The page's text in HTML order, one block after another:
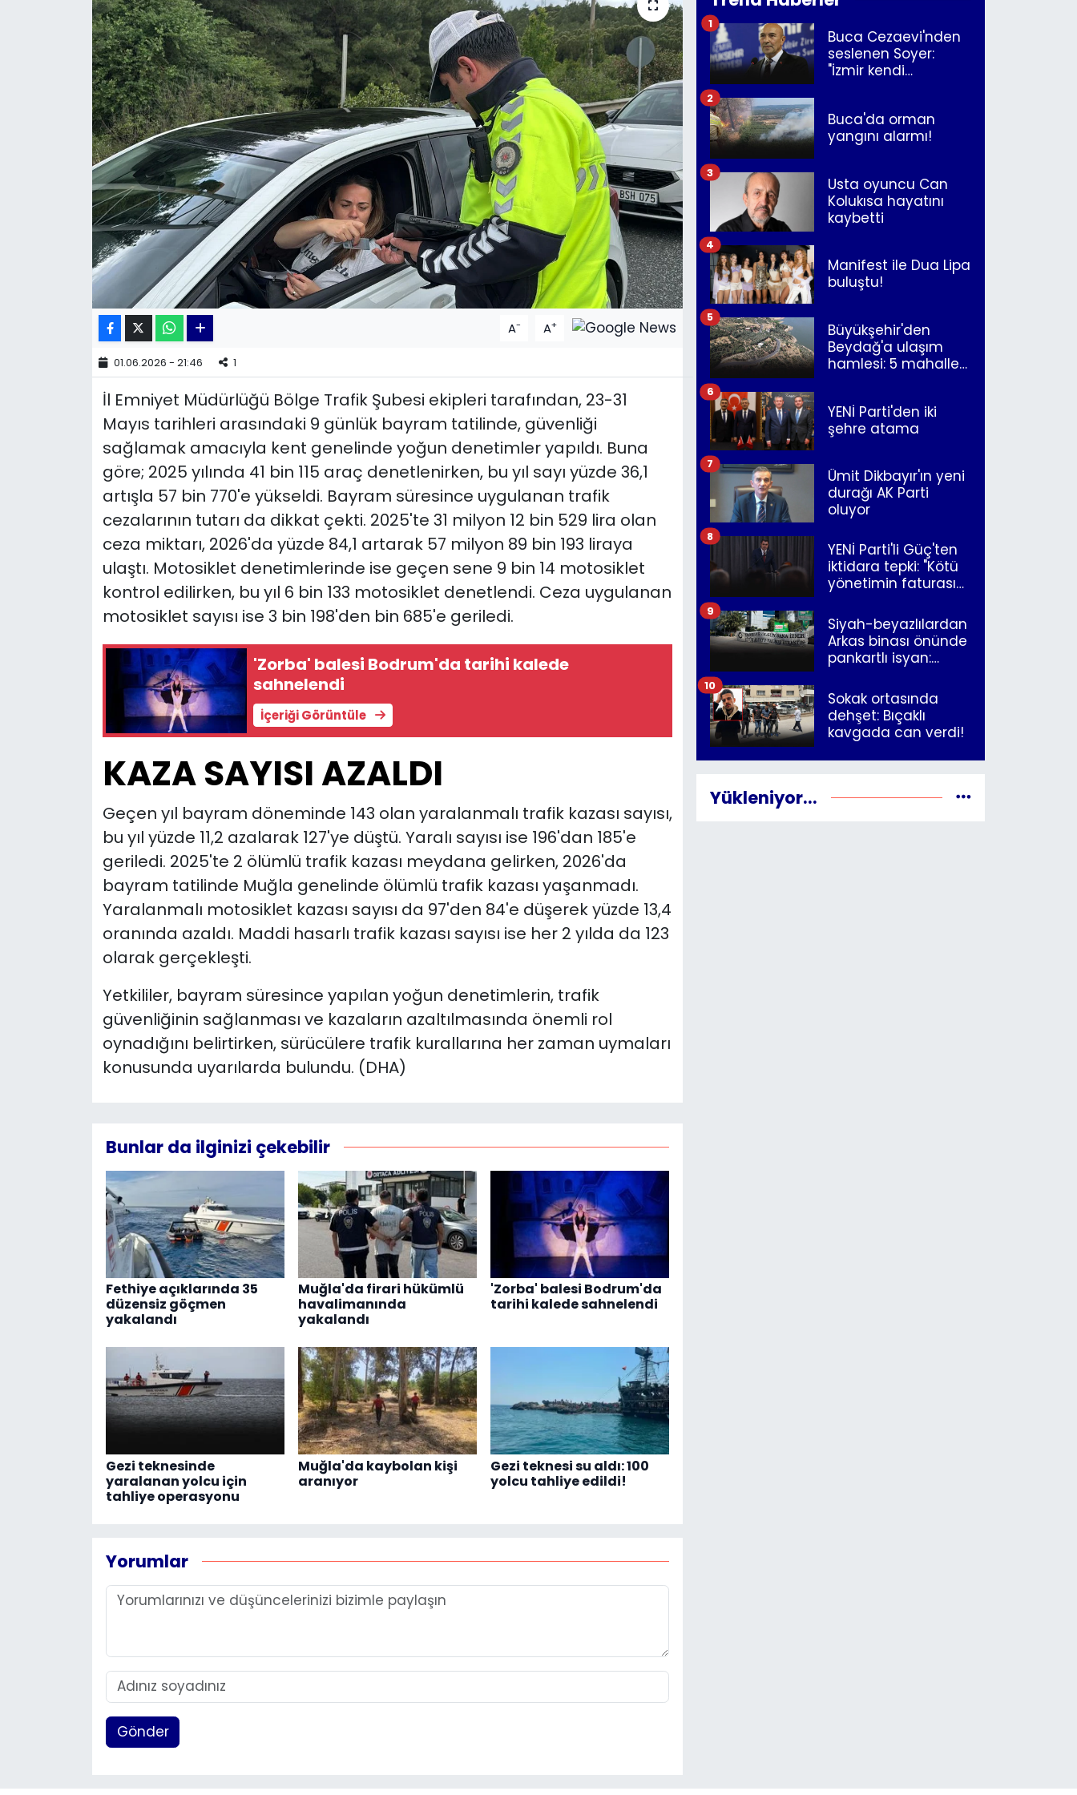
A- A+
01.06.2026 - 21:46 1
İl Emniyet Müdürlüğü Bölge Trafik Şubesi ekipleri tarafından, 23-31
Mayıs tarihleri arasındaki 9 günlük bayram tatilinde, güvenliği
sağlamak amacıyla kent genelinde yoğun denetimler yapıldı. Buna
göre; 2025 yılında 41 bin 115 araç denetlenirken, bu yıl sayı yüzde 36,1
artışla 57 bin 770'e yükseldi. Bayram süresince uygulanan trafik
cezalarının tutarı da dikkat çekti. 2025'te 31 milyon 12 bin 529 lira olan
ceza miktarı, 2026'da yüzde 84,1 artarak 57 milyon 89 bin 193 liraya
ulaştı. Motosiklet denetimlerinde ise geçen sene 9 bin 14 motosiklet
kontrol edilirken, bu yıl 6 bin 133 motosiklet denetlendi. Ceza uygulanan
motosiklet sayısı ise 3 bin 198'den bin 685'e geriledi.
'Zorba' balesi Bodrum'da tarihi kalede
sahnelendi
İçeriği Görüntüle
KAZA SAYISI AZALDI
Geçen yıl bayram döneminde 143 olan yaralanmalı trafik kazası sayısı,
bu yıl yüzde 11,2 azalarak 127'ye düştü. Yaralı sayısı ise 196'dan 185'e
geriledi. 2025'te 2 ölümlü trafik kazası meydana gelirken, 2026'da
bayram tatilinde Muğla genelinde ölümlü trafik kazası yaşanmadı.
Yaralanmalı motosiklet kazası sayısı da 97'den 84'e düşerek yüzde 13,4
oranında azaldı. Maddi hasarlı trafik kazası sayısı ise her 2 yılda da 123
olarak gerçekleşti.
Yetkililer, bayram süresince yapılan yoğun denetimlerin, trafik
güvenliğinin sağlanması ve kazaların azaltılmasında önemli rol
oynadığını belirtirken, sürücülere trafik kurallarına her zaman uymaları
konusunda uyarılarda bulundu. (DHA)
Bunlar da ilginizi çekebilir
Fethiye açıklarında 35
düzensiz göçmen
yakalandı
Muğla'da firari hükümlü
havalimanında
yakalandı
'Zorba' balesi Bodrum'da
tarihi kalede sahnelendi
Gezi teknesinde
yaralanan yolcu için
tahliye operasyonu
Muğla'da kaybolan kişi
aranıyor
Gezi teknesi su aldı: 100
yolcu tahliye edildi!
Yorumlar
Gönder
Buca Cezaevi'nden
seslenen Soyer:
"İzmir kendi
1
Buca'da orman
yangını alarmı!
2
Usta oyuncu Can
Kolukısa hayatını
kaybetti
3
Manifest ile Dua Lipa
buluştu!
4
Büyükşehir'den
Beydağ'a ulaşım
hamlesi: 5 mahalle
5
YENİ Parti'den iki
şehre atama
6
Ümit Dikbayır'ın yeni
durağı AK Parti
oluyor
7
YENİ Parti'li Güç'ten
iktidara tepki: "Kötü
yönetimin faturasını
8
Siyah-beyazlılardan
Arkas binası önünde
pankartlı isyan:
İzmir"
9
Sokak ortasında
dehşet: Bıçaklı
kavgada can verdi!
10
Yükleniyor...
KÜLTÜR SANAT
MAGAZİN
POLİTİKA
SAĞLIK
Siyaset
TEKNOLOJİ
Yaşam
YEREL POLİTİKA
YEREL YÖNETİMLER